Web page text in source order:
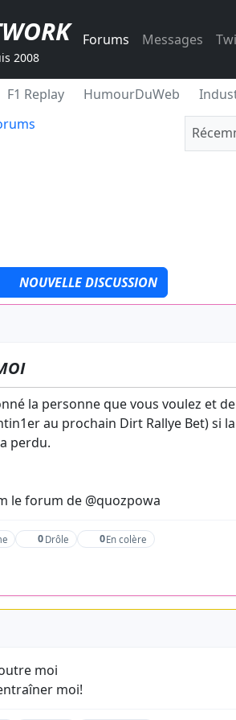
2008
Forums Messages
F1 Replay HumourDuWeb
NOUVELLE DISCUSSION
la personne que vous voulez et
au prochain Dirt Rallye Bet) si
perdu.
le forum de @quozpowa
0 Drôle 0En colère
moi
moi!